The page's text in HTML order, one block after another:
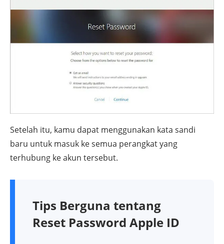
Setelah itu, kamu dapat menggunakan kata sandi
baru untuk masuk ke semua perangkat yang
terhubung ke akun tersebut.
Tips Berguna tentang
Reset Password Apple ID